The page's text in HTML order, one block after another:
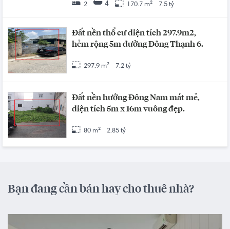
2 4 170.7 m² 7.5 tỷ
Đất nền thổ cư diện tích 297.9m2,
hẻm rộng 5m đường Đông Thạnh 6.
297.9 m² 7.2 tỷ
Đất nền hướng Đông Nam mát mẻ,
diện tích 5m x 16m vuông đẹp.
80 m² 2.85 tỷ
Bạn đang cần bán hay cho thuê nhà?